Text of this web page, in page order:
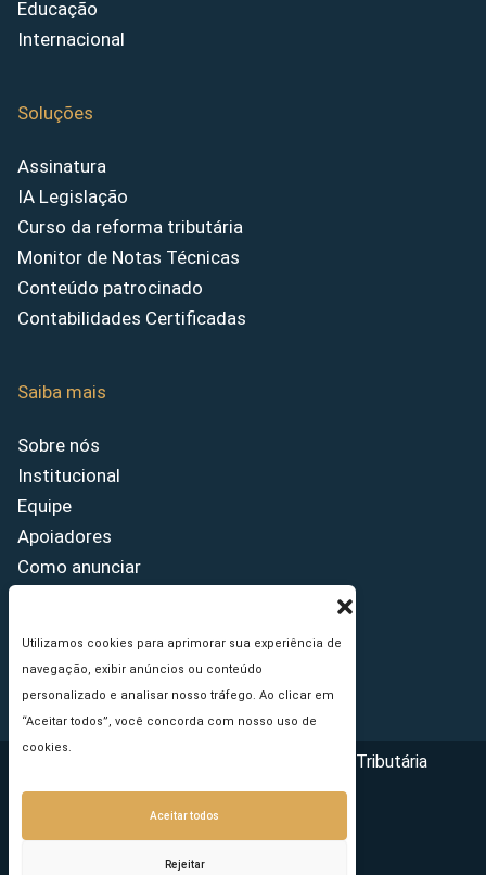
Utilizamos cookies para aprimorar sua experiência de
navegação, exibir anúncios ou conteúdo
personalizado e analisar nosso tráfego. Ao clicar em
“Aceitar todos”, você concorda com nosso uso de
cookies.
Aceitar todos
Rejeitar
Educação
Internacional
Soluções
Assinatura
IA Legislação
Curso da reforma tributária
Monitor de Notas Técnicas
Conteúdo patrocinado
Contabilidades Certificadas
Saiba mais
Sobre nós
Institucional
Equipe
Apoiadores
Como anunciar
Princípios Editoriais
Copyright © 2026 - Portal da Reforma Tributária